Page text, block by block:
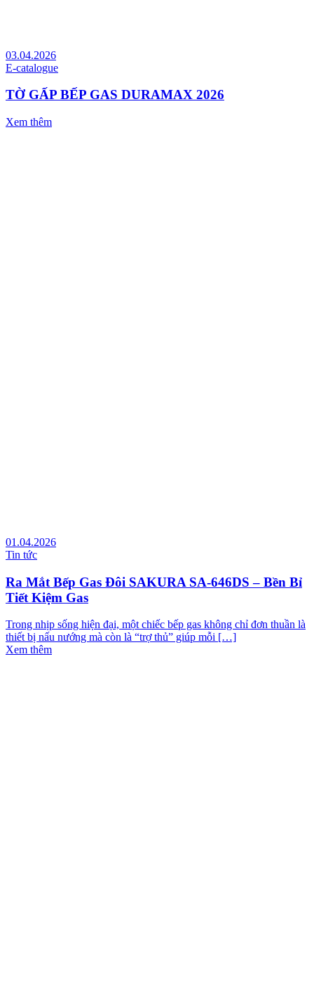
03.04.2026
E-catalogue
TỜ GẤP BẾP GAS DURAMAX 2026
Xem thêm
01.04.2026
Tin tức
Ra Mắt Bếp Gas Đôi SAKURA SA-646DS – Bền Bỉ
Tiết Kiệm Gas
Trong nhịp sống hiện đại, một chiếc bếp gas không chỉ đơn thuần là
thiết bị nấu nướng mà còn là “trợ thủ” giúp mỗi […]
Xem thêm